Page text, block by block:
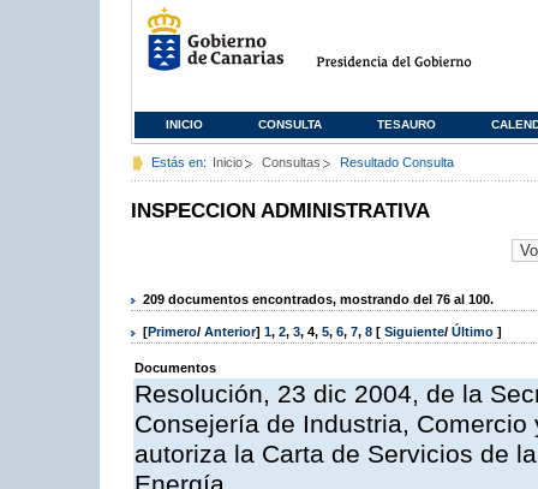
INICIO CONSULTA TESAURO
Estás en: Inicio Consultas Resultado Consulta
INSPECCION ADMINISTRATIVA
209 documentos encontrados, mostrando del 76 al 100.
[Primero/ Anterior] 1, 2, 3, 4, 5, 6, 7, 8 [ Siguiente/ Último ]
Documentos
Resolución, 23 dic 2004, de la
Consejería de Industria,
autoriza la Carta de Servicios de